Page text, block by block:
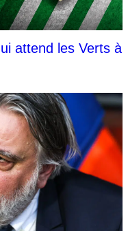
attend les Verts à